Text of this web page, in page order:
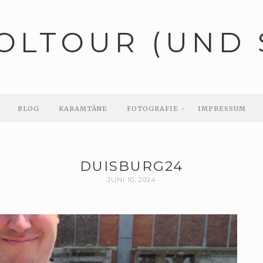
(UND
BLOG KARAMTÄNE FOTOGRAFIE IMPRESSUM
DUISBURG24
JUNI 10, 2024